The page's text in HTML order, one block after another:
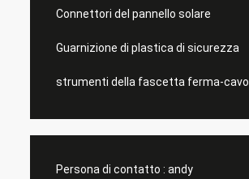
Connettori del pannello solare
Guarnizione di plastica di sicurezza
strumenti della fascetta ferma-cavo
Persona di contatto : andy